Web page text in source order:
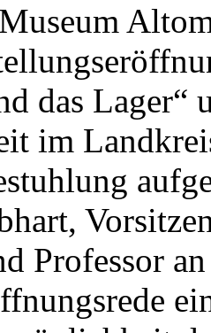
das Lager“
im
Professor